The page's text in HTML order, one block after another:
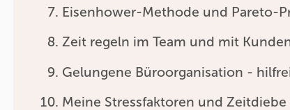
Eisenhower-Methode und Pareto-
Zeit regeln im Team und mit
Gelungene Büroorganisation -
Meine Stressfaktoren und Zeitdiebe